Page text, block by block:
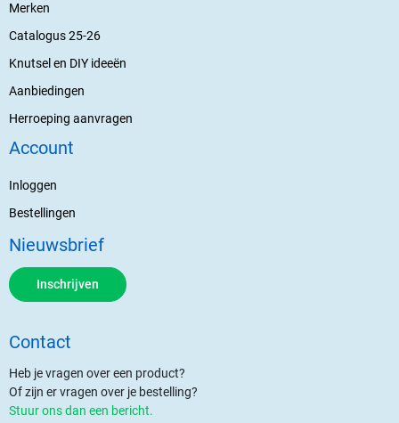
Merken
Catalogus 25-26
Knutsel en DIY ideeën
Aanbiedingen
Herroeping aanvragen
Account
Inloggen
Bestellingen
Nieuwsbrief
Inschrijven
Contact
Heb je vragen over een product?
Of zijn er vragen over je bestelling?
Stuur ons dan een bericht.